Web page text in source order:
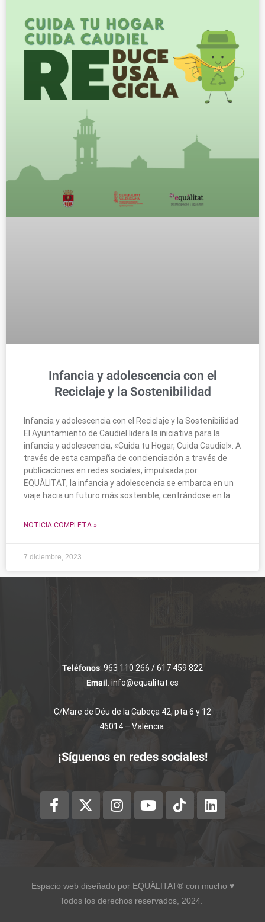
Infancia y adolescencia con el
Reciclaje y la Sostenibilidad
Infancia y adolescencia con el Reciclaje y la Sostenibilidad
El Ayuntamiento de Caudiel lidera la iniciativa para la
infancia y adolescencia, «Cuida tu Hogar, Cuida Caudiel». A
través de esta campaña de concienciación a través de
publicaciones en redes sociales, impulsada por
EQUÀLITAT, la infancia y adolescencia se embarca en un
viaje hacia un futuro más sostenible, centrándose en la
NOTICIA COMPLETA »
7 diciembre, 2023
Teléfonos: 963 110 266 / 617 459 822
Email: info@equalitat.es
C/Mare de Déu de la Cabeça 42, pta 6 y 12
46014 – València
¡Síguenos en redes sociales!
Espacio web diseñado por EQUÀLITAT® con mucho ♥︎
Todos los derechos reservados, 2024.